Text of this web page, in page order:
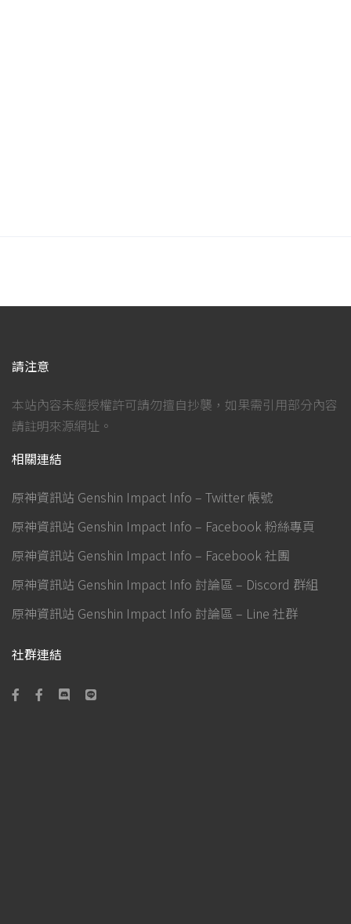
請注意
本站內容未經授權許可請勿擅自抄襲，如果需引用部分內容
請註明來源網址。
相關連結
原神資訊站 Genshin Impact Info – Twitter 帳號
原神資訊站 Genshin Impact Info – Facebook 粉絲專頁
原神資訊站 Genshin Impact Info – Facebook 社團
原神資訊站 Genshin Impact Info 討論區 – Discord 群組
原神資訊站 Genshin Impact Info 討論區 – Line 社群
社群連結